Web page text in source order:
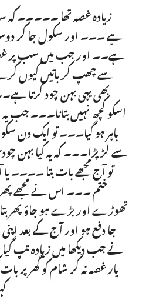
زیادہ غصہ تھا ۔۔۔۔۔ کہ
ہے ۔۔۔ اور سکول جا کر
ہے۔۔ اور جب میں سب پر
سے چھپ کر باتیں کیوں
بھی یہی بہن چود کرتا
اسکو کچھ نہیں بتانا۔۔۔
باہر ہو گیا۔۔۔ تو ایک دن
سے لڑ پڑا۔۔۔ کہ یہ کیا بہن
تو آج مجھے بات بتا ۔۔۔۔
ختم ۔۔۔ اس نے مجھے
تھوڑے اور بڑے ہو جاؤ پھر
جا دفع ہو اور آج کے بعد
نے جب دیکھا میں زیادہ تپ
یار غصہ نہ کر شام کو گھر